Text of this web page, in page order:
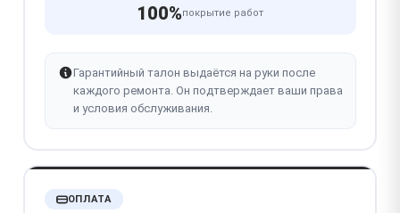
100%покрытие работ
Гарантийный талон выдаётся на руки после
каждого ремонта. Он подтверждает ваши права
и условия обслуживания.
ОПЛАТА